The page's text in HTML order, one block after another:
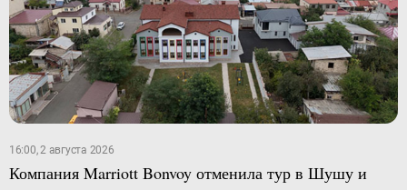
16:00, 2 августа 2026
Компания Marriott Bonvoy отменила тур в Шушу и